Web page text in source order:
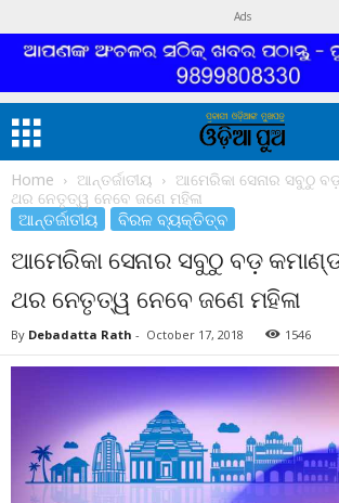
Ads
Home ଆନ୍ତର୍ଜାତୀୟ
ଆମେରିକା ସେନାର ସବୁଠୁ
ଥର ନେତୃତ୍ୱ ନେବେ ଜଣେ ମହିଳା
ଆନ୍ତର୍ଜାତୀୟ ବିରଳ ବ୍ୟକ୍ତିତ୍ବ
ଆମେରିକା ସେନାର ସବୁଠୁ ବଡ଼
ଥର ନେତୃତ୍ୱ ନେବେ ଜଣେ ମହିଳା
By Debadatta Rath - October 17, 2018 1546